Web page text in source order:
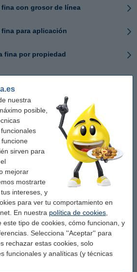
nuestra
posible,
sirven para
mejorar
mostrarte
intereses, y
para ver tu comportamiento en
En nuestra política de cookies
este tipo de cookies, cómo funcionan, y
Selecciona ''Aceptar'' para
rechazar estas cookies, solo
funcionales y analíticas (y técnicas
con grosor de línea
para aplicación
fina por propiedad
de punta fina